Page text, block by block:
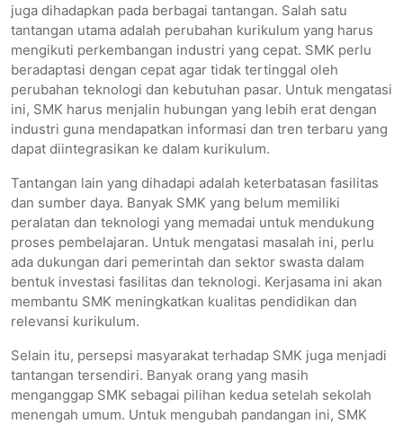
juga dihadapkan pada berbagai tantangan. Salah satu
tantangan utama adalah perubahan kurikulum yang harus
mengikuti perkembangan industri yang cepat. SMK perlu
beradaptasi dengan cepat agar tidak tertinggal oleh
perubahan teknologi dan kebutuhan pasar. Untuk mengatasi
ini, SMK harus menjalin hubungan yang lebih erat dengan
industri guna mendapatkan informasi dan tren terbaru yang
dapat diintegrasikan ke dalam kurikulum.
Tantangan lain yang dihadapi adalah keterbatasan fasilitas
dan sumber daya. Banyak SMK yang belum memiliki
peralatan dan teknologi yang memadai untuk mendukung
proses pembelajaran. Untuk mengatasi masalah ini, perlu
ada dukungan dari pemerintah dan sektor swasta dalam
bentuk investasi fasilitas dan teknologi. Kerjasama ini akan
membantu SMK meningkatkan kualitas pendidikan dan
relevansi kurikulum.
Selain itu, persepsi masyarakat terhadap SMK juga menjadi
tantangan tersendiri. Banyak orang yang masih
menganggap SMK sebagai pilihan kedua setelah sekolah
menengah umum. Untuk mengubah pandangan ini, SMK